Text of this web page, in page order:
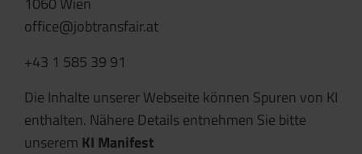
office@jobtransfair.at
+43 1 585 39 91
Die Inhalte unserer Webseite können Spuren von KI
enthalten. Nähere Details entnehmen Sie bitte
unserem KI Manifest